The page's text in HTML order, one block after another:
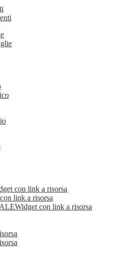
con link a risorsa
link a risorsa
Widget con link a risorsa